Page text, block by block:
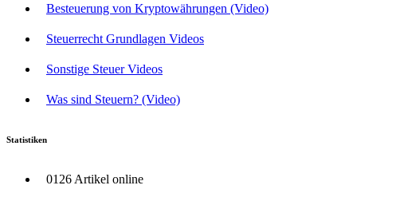
Besteuerung von Kryptowährungen (Video)
Steuerrecht Grundlagen Videos
Sonstige Steuer Videos
Was sind Steuern? (Video)
Statistiken
0126 Artikel online